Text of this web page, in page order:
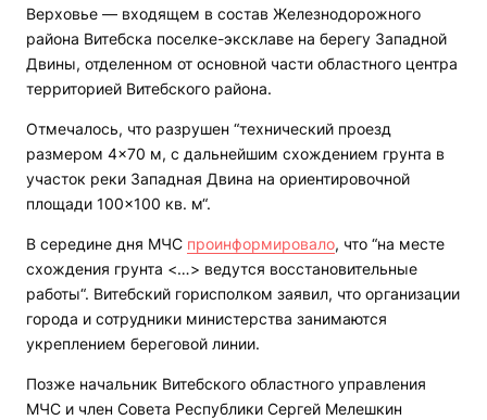
Верховье — входящем в состав Железнодорожного
района Витебска поселке-эксклаве на берегу Западной
Двины, отделенном от основной части областного центра
территорией Витебского района.
Отмечалось, что разрушен “технический проезд
размером 4×70 м, с дальнейшим схождением грунта в
участок реки Западная Двина на ориентировочной
площади 100×100 кв. м“.
В середине дня МЧС проинформировало, что “на месте
схождения грунта <…> ведутся восстановительные
работы“. Витебский горисполком заявил, что организации
города и сотрудники министерства занимаются
укреплением береговой линии.
Позже начальник Витебского областного управления
МЧС и член Совета Республики Сергей Мелешкин